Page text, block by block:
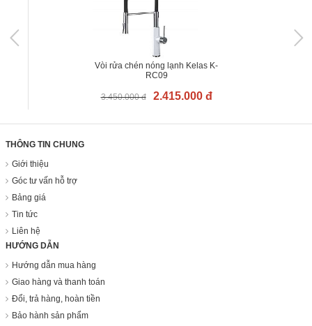
Vòi rửa chén nóng lạnh Kelas K-
RC09
3.450.000 đ 2.415.000 đ
THÔNG TIN CHUNG
Giới thiệu
Góc tư vấn hỗ trợ
Bảng giá
Tin tức
Liên hệ
HƯỚNG DẪN
Hướng dẫn mua hàng
Giao hàng và thanh toán
Đổi, trả hàng, hoàn tiền
Bảo hành sản phẩm